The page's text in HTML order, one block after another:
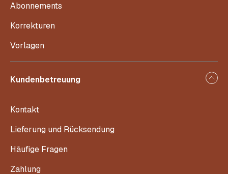
Abonnements
Korrekturen
Vorlagen
Kundenbetreuung
Kontakt
Lieferung und Rücksendung
Häufige Fragen
Zahlung